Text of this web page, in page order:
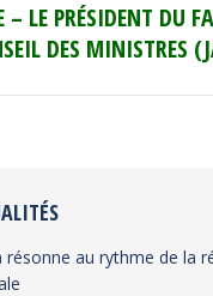
Onglet
suivant
LE PRÉSIDENT DU
DES MINISTRES
résonne au rythme de la